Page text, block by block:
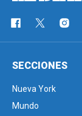
SECCIONES
Nueva York
Mundo